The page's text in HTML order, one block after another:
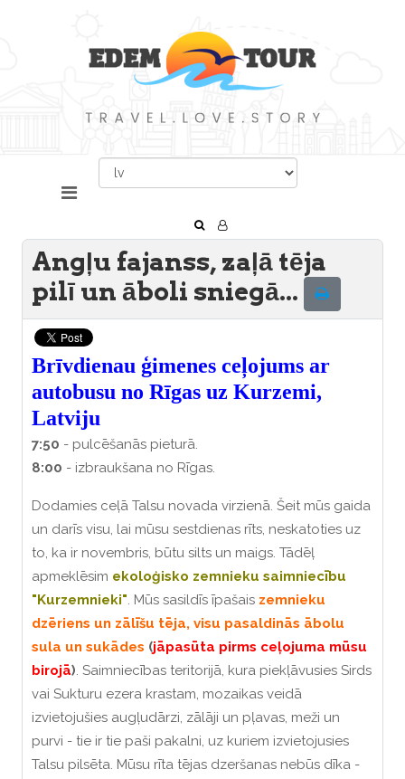
Angļu fajanss, zaļā tēja
pilī un āboli sniegā...
Brīvdienau ģimenes ceļojums ar
autobusu no Rīgas uz Kurzemi,
Latviju
7:50 - pulcēšanās pieturā.
8:00 - izbraukšana no Rīgas.
Dodamies ceļā Talsu novada virzienā. Šeit mūs gaida
un darīs visu, lai mūsu sestdienas rīts, neskatoties uz
to, ka ir novembris, būtu silts un maigs. Tādēļ
apmeklēsim ekoloģisko zemnieku saimniecību
"Kurzemnieki". Mūs sasildīs īpašais zemnieku
dzēriens un zālīšu tēja, visu pasaldinās ābolu
sula un sukādes (jāpasūta pirms ceļojuma mūsu
birojā). Saimniecības teritorijā, kura piekļāvusies Sirds
vai Sukturu ezera krastam, mozaikas veidā
izvietojušies augļudārzi, zālāji un pļavas, meži un
purvi - tie ir tie paši pakalni, uz kuriem izvietojusies
Talsu pilsēta. Mūsu rīta tējas dzeršanas nebūs dīka -